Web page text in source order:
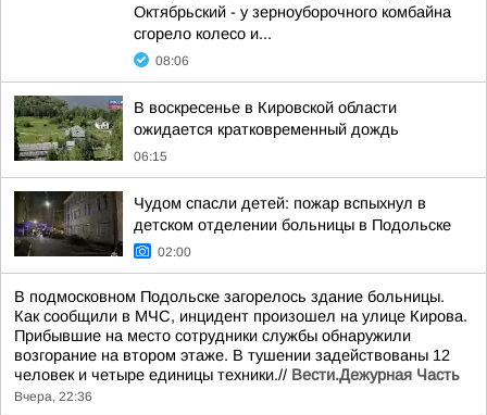
Октябрьский - у зерноуборочного комбайна
сгорело колесо и...
08:06
В воскресенье в Кировской области
ожидается кратковременный дождь
06:15
Чудом спасли детей: пожар вспыхнул в
детском отделении больницы в Подольске
02:00
В подмосковном Подольске загорелось здание больницы.
Как сообщили в МЧС, инцидент произошел на улице Кирова.
Прибывшие на место сотрудники службы обнаружили
возгорание на втором этаже. В тушении задействованы 12
человек и четыре единицы техники.// Вести.Дежурная Часть
Вчера, 22:36